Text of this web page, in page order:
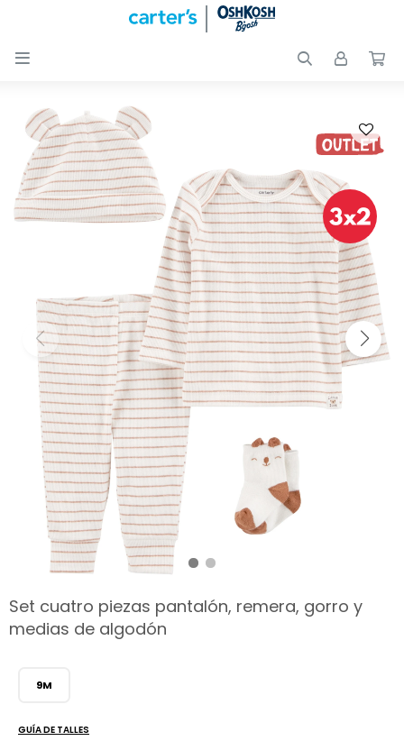

Set cuatro piezas pantalón, remera, gorro y
medias de algodón
9M
GUÍA DE TALLES
Nuevos
Recién
nacidos
Bebés
Peques
Carter
OUTLET
Skip-
hop